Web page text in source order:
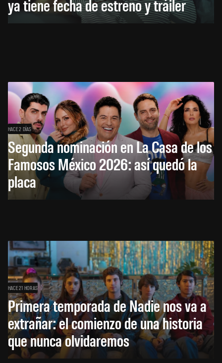
ya tiene fecha de estreno y tráiler
HACE 2 DÍAS
Segunda nominación en La Casa de los
Famosos México 2026: así quedó la
placa
HACE 21 HORAS
Primera temporada de Nadie nos va a
extrañar: el comienzo de una historia
que nunca olvidaremos